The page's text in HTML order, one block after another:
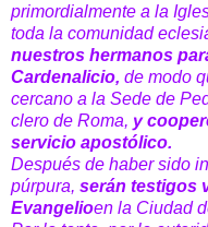
primordialmente a la
toda la comunidad
nuestros hermanos
Cardenalicio, de modo
cercano a la Sede de
clero de Roma, y
servicio apostólico.
Después de haber sido
púrpura, serán testigos
Evangelioen la Ciudad